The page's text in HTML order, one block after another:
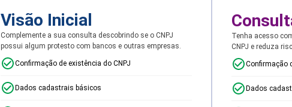
Visão Inicial
Complemente a sua consulta descobrindo se o CNPJ
possui algum protesto com bancos e outras empresas.
Confirmação de existência do CNPJ
Dados cadastrais básicos
Tenha acesso
CNPJ e reduza
Confirmação
Dados